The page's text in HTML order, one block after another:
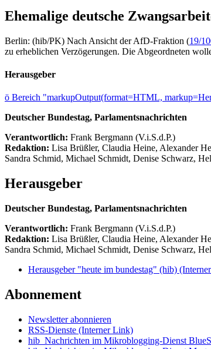
Ehemalige deutsche
Berlin: (hib/PK) Nach Ansicht der AfD-Fraktion (19/
zu erheblichen Verzögerungen. Die Abgeordneten
Herausgeber
ö Bereich "markupOutput(format=HTML,
Deutscher Bundestag, Parlamentsnachrichten
Verantwortlich: Frank Bergmann (V.i.S.d.P.)
Redaktion: Lisa Brüßler, Claudia Heine, Alexander
Sandra Schmid, Michael Schmidt, Denise Schwarz,
Herausgeber
Deutscher Bundestag, Parlamentsnachrichten
Verantwortlich: Frank Bergmann (V.i.S.d.P.)
Redaktion: Lisa Brüßler, Claudia Heine, Alexander
Sandra Schmid, Michael Schmidt, Denise Schwarz,
Herausgeber "heute im bundestag" (hib)
Abonnement
Newsletter abonnieren
RSS-Dienste (Interner Link)
hib_Nachrichten im Mikroblogging-Dienst